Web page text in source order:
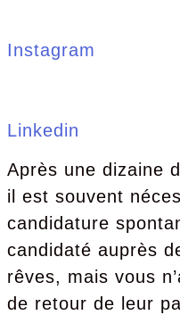
Instagram
Linkedin
Après une dizaine
il est souvent
candidature
candidaté auprès
rêves, mais vous
de retour de leur